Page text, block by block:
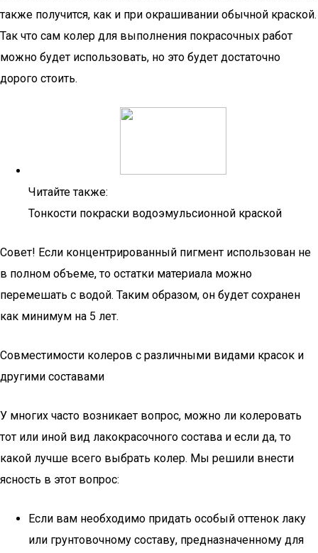
также получится, как и при окрашивании обычной краской.
Так что сам колер для выполнения покрасочных работ
можно будет использовать, но это будет достаточно
дорого стоить.
Читайте также:
Тонкости покраски водоэмульсионной краской
Совет! Если концентрированный пигмент использован не
в полном объеме, то остатки материала можно
перемешать с водой. Таким образом, он будет сохранен
как минимум на 5 лет.
Совместимости колеров с различными видами красок и
другими составами
У многих часто возникает вопрос, можно ли колеровать
тот или иной вид лакокрасочного состава и если да, то
какой лучше всего выбрать колер. Мы решили внести
ясность в этот вопрос:
Если вам необходимо придать особый оттенок лаку
или грунтовочному составу, предназначенному для